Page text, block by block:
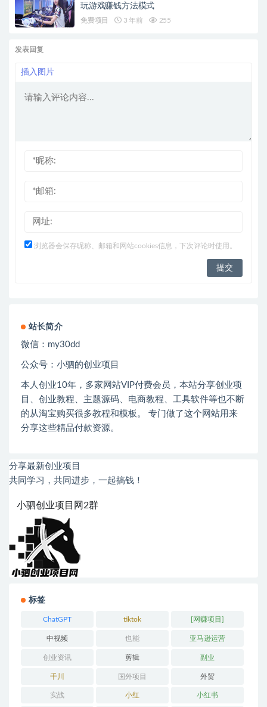
玩游戏赚钱方法模式
免费项目 3 年前 255
发表回复
插入图片
浏览器会保存昵称、邮箱和网站cookies信息，下次评论时使用。
站长简介
微信： my30dd
公众号：小驷的创业项目
本人创业10年，多家网站VIP付费会员，本站分享创业项
目、创业教程、主题源码、电商教程、工具软件等也不断
的从淘宝购买很多教程和模板。 专门做了这个网站用来
分享这些精品付款资源。
分享最新创业项目
共同学习，共同进步，一起搞钱！
小驷创业项目网2群
标签
ChatGPT tiktok [网赚项目]
中视频 也能 亚马逊运营
创业资讯 剪辑 副业
千川 国外项目 外贸
实战 小红 小红书